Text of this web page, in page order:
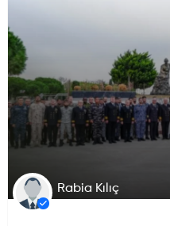
Rabia Kılıç
Uydu ve Uzay Haberi